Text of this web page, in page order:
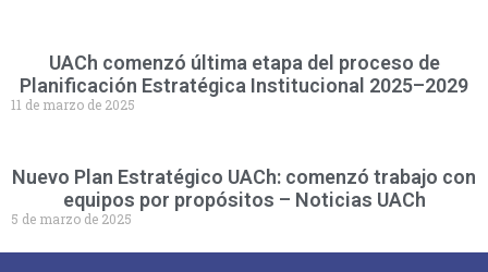
UACh comenzó última etapa del proceso de
Planificación Estratégica Institucional 2025–2029
11 de marzo de 2025
Nuevo Plan Estratégico UACh: comenzó trabajo con
equipos por propósitos – Noticias UACh
5 de marzo de 2025